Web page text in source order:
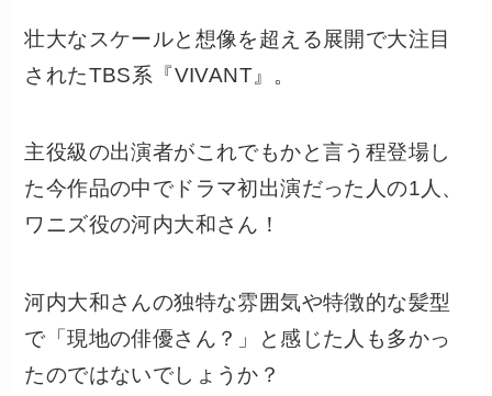
壮大なスケールと想像を超える展開で大注目
されたTBS系『VIVANT』。
主役級の出演者がこれでもかと言う程登場し
た今作品の中でドラマ初出演だった人の1人、
ワニズ役の河内大和さん！
河内大和さんの独特な雰囲気や特徴的な髪型
で「現地の俳優さん？」と感じた人も多かっ
たのではないでしょうか？